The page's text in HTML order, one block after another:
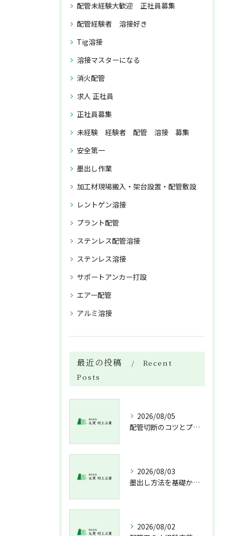
配管未経験大歓迎 正社員募集
配管経験者 溶接好き
Tig溶接
溶接マスターになる
消火配管
求人 正社員
正社員募集
未経験 経験者 配管 溶接 募集
安全第一
墨出し作業
加工材現場搬入・架台設置・配管敷設
レントゲン溶接
プラント配管
ステンレス配管溶接
ステンレス溶接
サポートアンカー打設
エアー配管
アルミ溶接
最近の投稿
Recent
Posts
2026/08/05
配管切断のコツとプロが教える失敗しない工具選び
2026/08/03
墨出し方法を基礎から実践まで一人作業でも正確にこなすコツと墨出し作業の注意点
2026/08/02